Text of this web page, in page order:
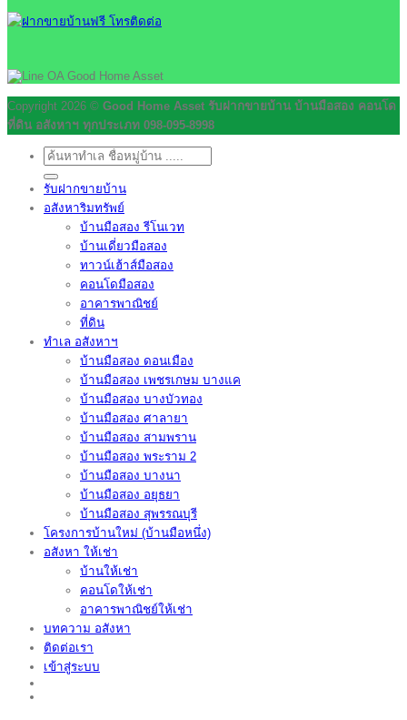
Copyright 2026 © Good Home Asset รับฝากขายบ้าน บ้านมือสอง คอนโด
ที่ดิน อสังหาฯ ทุกประเภท 098-095-8998
ค้นหา:
รับฝากขายบ้าน
อสังหาริมทรัพย์
บ้านมือสอง รีโนเวท
บ้านเดี่ยวมือสอง
ทาวน์เฮ้าส์มือสอง
คอนโดมือสอง
อาคารพาณิชย์
ที่ดิน
ทำเล อสังหาฯ
บ้านมือสอง ดอนเมือง
บ้านมือสอง เพชรเกษม บางแค
บ้านมือสอง บางบัวทอง
บ้านมือสอง ศาลายา
บ้านมือสอง สามพราน
บ้านมือสอง พระราม 2
บ้านมือสอง บางนา
บ้านมือสอง อยุธยา
บ้านมือสอง สุพรรณบุรี
โครงการบ้านใหม่ (บ้านมือหนึ่ง)
อสังหา ให้เช่า
บ้านให้เช่า
คอนโดให้เช่า
อาคารพาณิชย์ให้เช่า
บทความ อสังหา
ติดต่อเรา
เข้าสู่ระบบ